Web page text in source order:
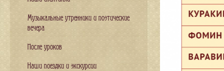
Музыкальные утренники и поэтические
вечера
После уроков
Наши поездки и экскурсии